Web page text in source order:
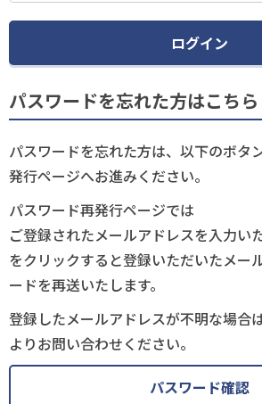
ログイン
パスワードを忘れた方はこちら
パスワードを忘れた方は、以下のボタ
発行ページへお進みください。
パスワード再発行ページでは
ご登録されたメールアドレスを入力い
をクリックすると登録いただいたメー
ードを再送いたします。
登録したメールアドレスが不明な場合
よりお問い合わせください。
パスワード確認